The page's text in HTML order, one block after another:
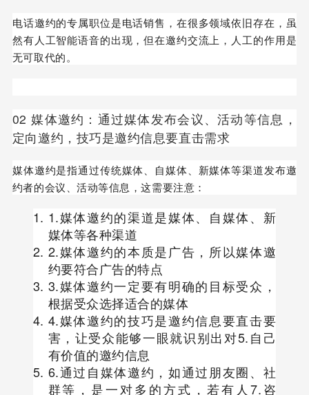
电话邀约的专属职位是电话销售，在很多领域依旧存在，虽
然有人工智能语音的出现，但在邀约交流上，人工的作用是
无可取代的。
02 媒体邀约：通过媒体发布会议、活动等信息，
定向邀约，技巧是邀约信息要直击需求
媒体邀约是指通过传统媒体、自媒体、新媒体等渠道发布邀
约者的会议、活动等信息，这需要注意：
1.媒体邀约的渠道是媒体、自媒体、新
媒体等各种渠道
2.媒体邀约的本质是广告，所以媒体邀
约要符合广告的特点
3.媒体邀约一定要有明确的目标受众，
根据受众选择适合的媒体
4.媒体邀约的技巧是邀约信息要直击要
害，让受众能够一眼就识别出对5.自己
有价值的邀约信息
6.通过自媒体邀约，如通过朋友圈、社
群等，是一对多的方式，若有人7.咨